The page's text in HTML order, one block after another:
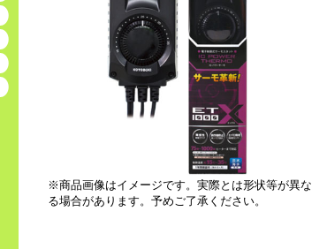
※商品画像はイメージです。実際とは形状等が異な
る場合があります。予めご了承ください。